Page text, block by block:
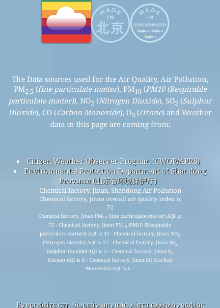
The Data sources used for the Air Quality, Air Pollution,
PM2.5 (fine particulate matter), PM10(PM10 (Respirable
particulate matter)), NO2 (Nitrogen Dioxide), SO2 (Sulphur
Dioxide), CO (Carbon Monoxide), O3 (Ozone) and Weather
data in this page are coming from:
Citizen Weather Observer Program (CWOP/APRS)
Environmental Protection Department of Shandong
Province (山东省环境保护厅)
Chemical factory, Jinan, Shandong Air Pollution
Chemical factory, Jinan overall air quality index is
72
Chemical factory, Jinan PM2.5 (fine particulate matter) AQI is
72 - Chemical factory, Jinan PM10 (PM10 (Respirable
particulate matter)) AQI is 42 - Chemical factory, Jinan NO2
(Nitrogen Dioxide) AQI is 17 - Chemical factory, Jinan SO2
(Sulphur Dioxide) AQI is 5 - Chemical factory, Jinan O3
(Ozone) AQI is 8 - Chemical factory, Jinan CO (Carbon
Monoxide) AQI is 0 -
Εγγραφείτε στη δωρεάν μηνιαία λίστα αλληλογραφίας